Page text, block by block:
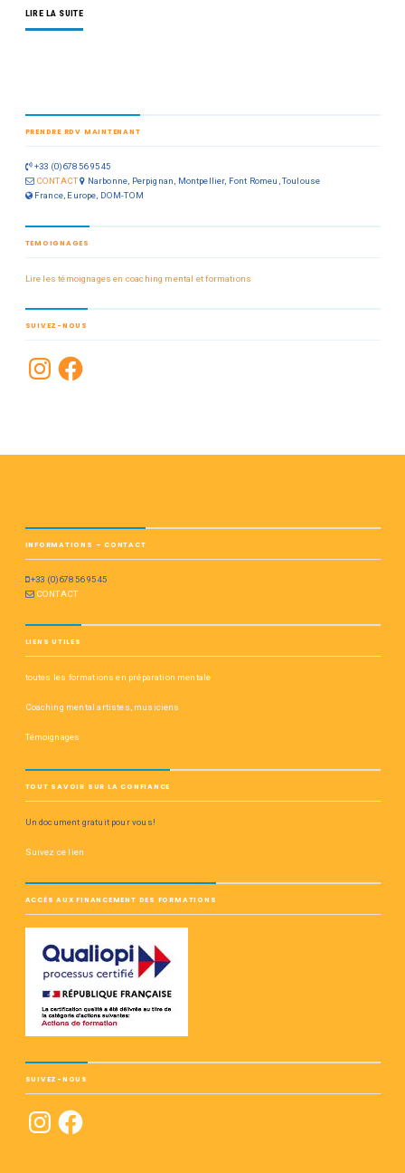
LIRE LA SUITE
PRENDRE RDV MAINTENANT
+33 (0)678 56 95 45
CONTACT
Narbonne, Perpignan, Montpellier, Font Romeu, Toulouse
France, Europe, DOM-TOM
TEMOIGNAGES
Lire les témoignages en coaching mental et formations
SUIVEZ-NOUS
INFORMATIONS – CONTACT
+33 (0)678 56 95 45
CONTACT
LIENS UTILES
toutes les formations en préparation mentale
Coaching mental artistes, musiciens
Témoignages
TOUT SAVOIR SUR LA CONFIANCE
Un document gratuit pour vous!
Suivez ce lien
ACCÈS AUX FINANCEMENT DES FORMATIONS
SUIVEZ-NOUS